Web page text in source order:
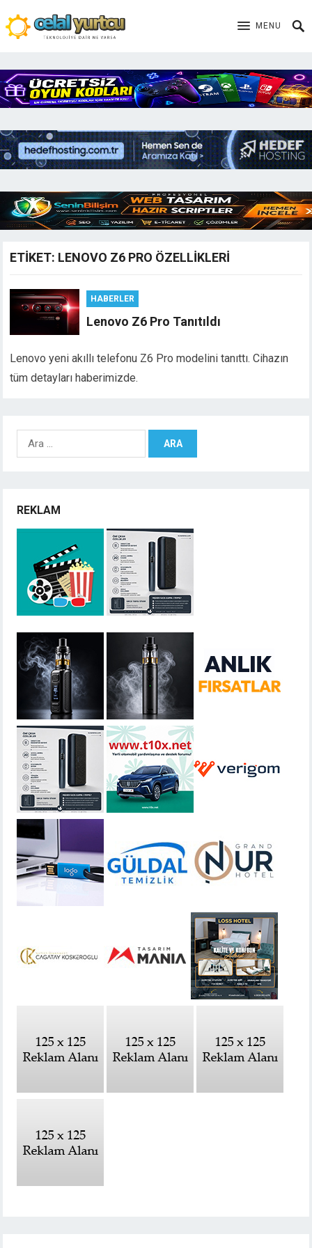
MENU
ETIKET: LENOVO Z6 PRO ÖZELLIKLERI
HABERLER
Lenovo Z6 Pro Tanıtıldı
Lenovo yeni akıllı telefonu Z6 Pro modelini tanıttı. Cihazın
tüm detayları haberimizde.
Arama:
REKLAM